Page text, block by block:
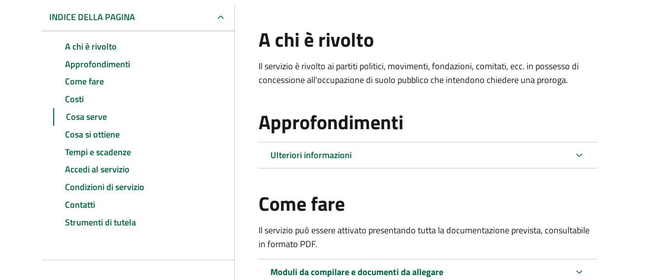
INDICE DELLA PAGINA
A chi è rivolto
Approfondimenti
Come fare
Costi
Cosa serve
Cosa si ottiene
Tempi e scadenze
Accedi al servizio
Condizioni di servizio
Contatti
Strumenti di tutela
A chi è rivolto
Il servizio è rivolto ai partiti politici, movimenti, fondazioni, comitati, ecc. in possesso di
concessione all'occupazione di suolo pubblico che intendono chiedere una proroga.
Approfondimenti
Ulteriori informazioni
Come fare
Il servizio può essere attivato presentando tutta la documentazione prevista, consultabile
in formato PDF.
Moduli da compilare e documenti da allegare